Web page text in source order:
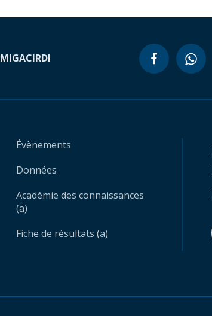
MIGACIRDI
Évènements
Données
Académie des connaissances
(a)
Fiche de résultats (a)